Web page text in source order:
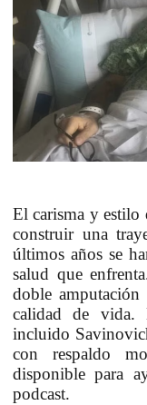
El carisma y
construir una
últimos años se
salud que
doble amputación
calidad de vida.
incluido
con respaldo
disponible para
podcast.